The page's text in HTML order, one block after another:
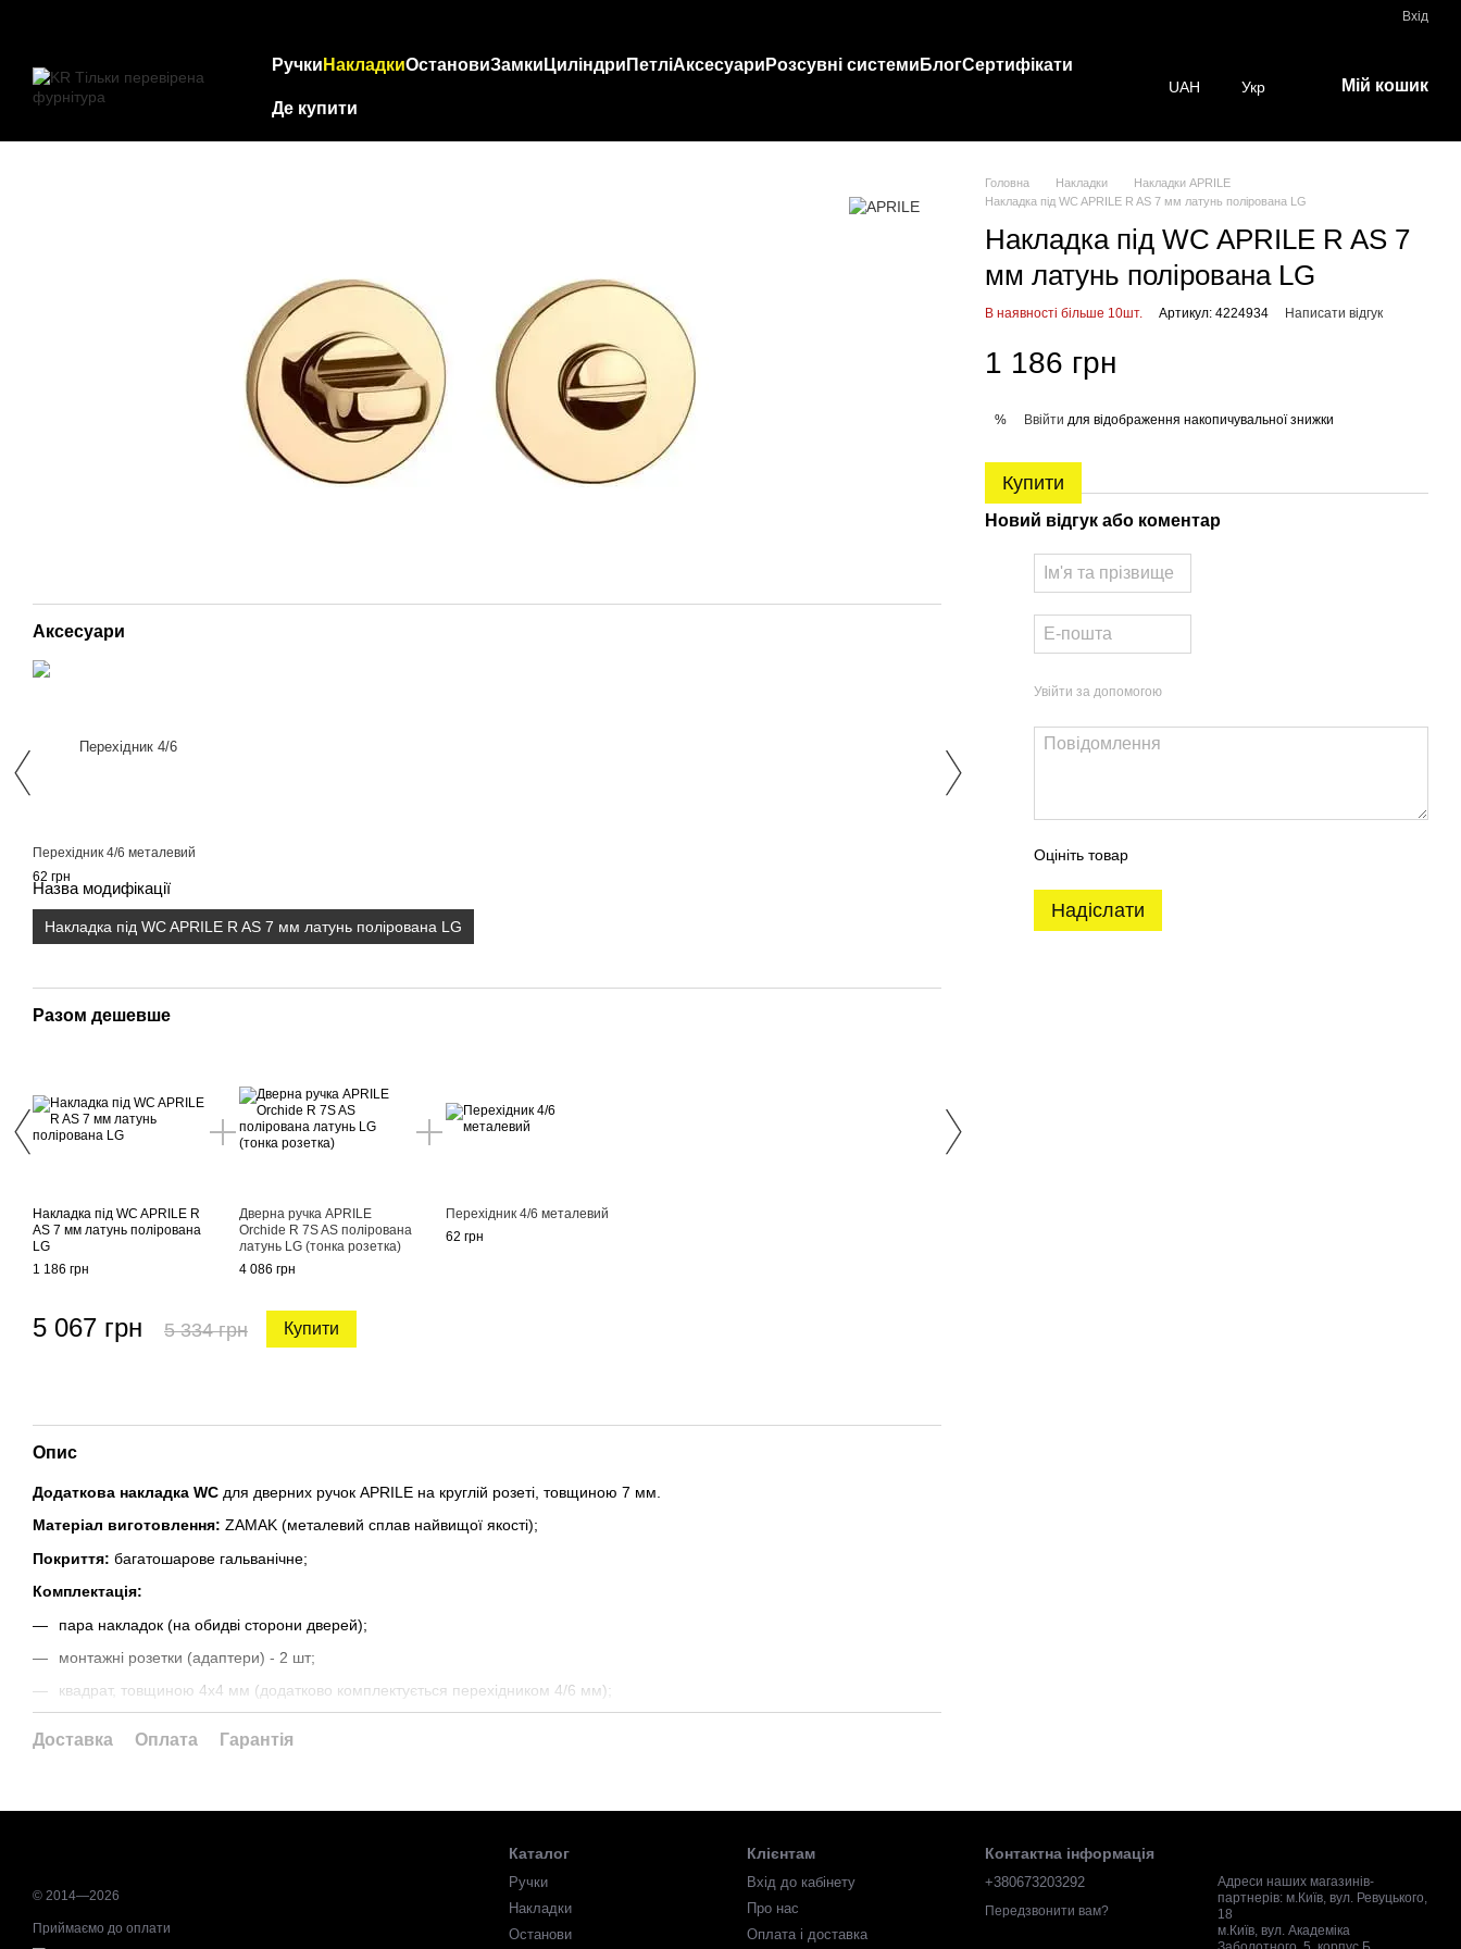
Вхід
Ручки НакладкиОстановиЗамки Циліндри ПетліАксесуари Розсувні системи БлогСертифікати
Де купити
UAH Укр Мій кошик
Аксесуари
Перехідник 4/6 металевий
62 грн
Назва модифікації
Накладка під WC APRILE R AS 7 мм латунь полірована LG
Разом дешевше
Накладка під WC APRILE R
AS 7 мм латунь полірована
LG
1 186 грн
Дверна ручка APRILE
Orchide R 7S AS полірована
латунь LG (тонка розетка)
4 086 грн
Перехідник 4/6 металевий
62 грн
5 067 грн 5 334 грн Купити
Опис
Додаткова накладка WC для дверних ручок APRILE на круглій розеті, товщиною 7 мм.
Матеріал виготовлення: ZAMAK (металевий сплав найвищої якості);
Покриття: багатошарове гальванічне;
Комплектація:
пара накладок (на обидві сторони дверей);
монтажні розетки (адаптери) - 2 шт;
квадрат, товщиною 4х4 мм (додатково комплектується перехідником 4/6 мм);
Доставка Оплата Гарантія
Головна Накладки
Накладки APRILE
Накладка під WC APRILE R AS 7 мм латунь полірована LG
Накладка під WC APRILE R AS 7
мм латунь полірована LG
В наявності більше 10шт. Артикул: 4224934 Написати відгук
1 186 грн
% Ввійти для відображення накопичувальної знижки
Купити
Новий відгук або коментар
Увійти за допомогою
Оцініть товар
Надіслати
© 2014—2026
Приймаємо до оплати
Каталог
Ручки
Накладки
Останови
Клієнтам
Вхід до кабінету
Про нас
Оплата і доставка
Контактна інформація
+380673203292
Передзвонити вам?
Адреси наших магазинів-
партнерів: м.Київ, вул. Ревуцького,
18
м.Київ, вул. Академіка